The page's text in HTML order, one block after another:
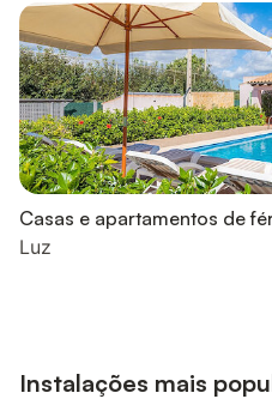
Casas e apartamentos de
Luz
Instalações mais